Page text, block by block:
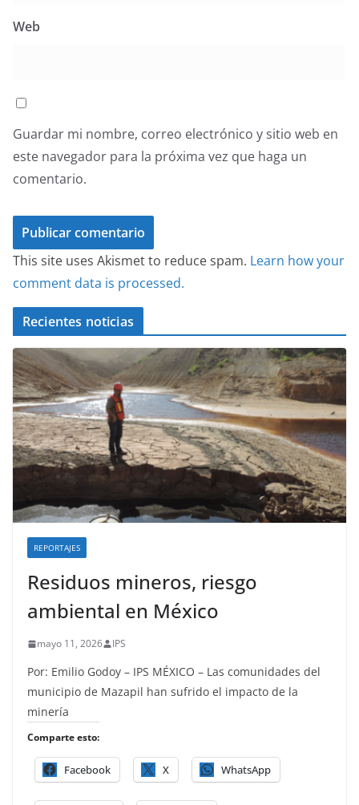
Web
Guardar mi nombre, correo electrónico y sitio web en
este navegador para la próxima vez que haga un
comentario.
This site uses Akismet to reduce spam. Learn how your
comment data is processed.
Recientes noticias
REPORTAJES
Residuos mineros, riesgo
ambiental en México
mayo 11, 2026 IPS
Por: Emilio Godoy – IPS MÉXICO – Las comunidades del
municipio de Mazapil han sufrido el impacto de la
minería
Comparte esto:
Facebook X WhatsApp